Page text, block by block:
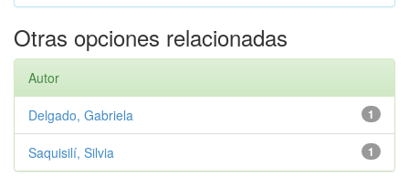
Otras opciones relacionadas
Autor
1
Delgado, Gabriela
1
Saquisilí, Silvia